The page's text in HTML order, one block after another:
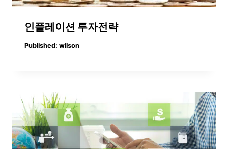
인플레이션 투자전략
Published: wilson